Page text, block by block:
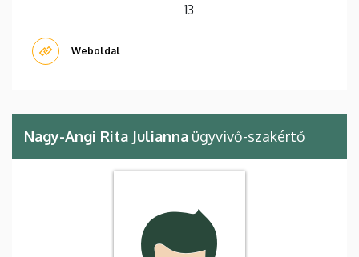
13
Weboldal
Nagy-Angi Rita Julianna ügyvivő-szakértő